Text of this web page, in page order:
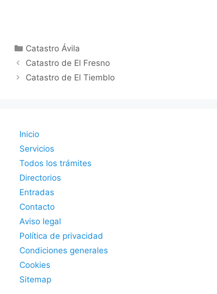
Categorías
Catastro Ávila
Catastro de El Fresno
Catastro de El Tiemblo
Inicio
Servicios
Todos los trámites
Directorios
Entradas
Contacto
Aviso legal
Política de privacidad
Condiciones generales
Cookies
Sitemap